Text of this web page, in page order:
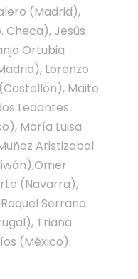
(Madrid),
Checa), Jesús
Ortubia
Lorenzo
Maite
Ledantes
María Luisa
Aristizabal
(Navarra),
Serrano
Triana
(México).